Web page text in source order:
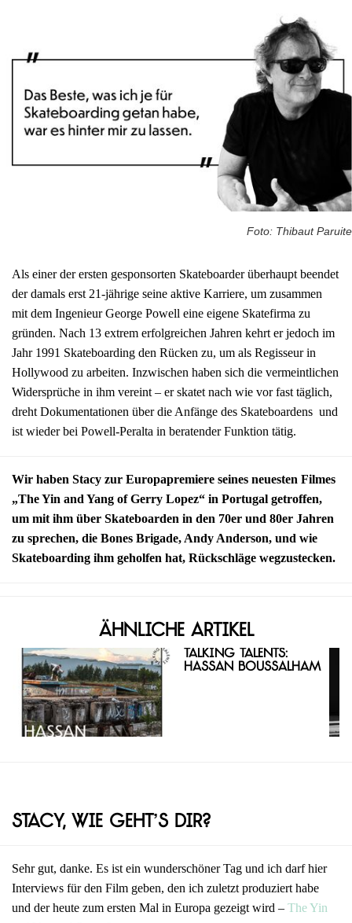
Foto: Thibaut Paruite
Als einer der ersten gesponsorten Skateboarder überhaupt beendet
der damals erst 21-jährige seine aktive Karriere, um zusammen
mit dem Ingenieur George Powell eine eigene Skatefirma zu
gründen. Nach 13 extrem erfolgreichen Jahren kehrt er jedoch im
Jahr 1991 Skateboarding den Rücken zu, um als Regisseur in
Hollywood zu arbeiten. Inzwischen haben sich die vermeintlichen
Widersprüche in ihm vereint – er skatet nach wie vor fast täglich,
dreht Dokumentationen über die Anfänge des Skateboardens und
ist wieder bei Powell-Peralta in beratender Funktion tätig.
Wir haben Stacy zur Europapremiere seines neuesten Filmes
„The Yin and Yang of Gerry Lopez“ in Portugal getroffen,
um mit ihm über Skateboarden in den 70er und 80er Jahren
zu sprechen, die Bones Brigade, Andy Anderson, und wie
Skateboarding ihm geholfen hat, Rückschläge wegzustecken.
Ähnliche Artikel
Talking Talents:
Hassan Boussalham
Stacy, wie geht’s dir?
Sehr gut, danke. Es ist ein wunderschöner Tag und ich darf hier
Interviews für den Film geben, den ich zuletzt produziert habe
und der heute zum ersten Mal in Europa gezeigt wird – The Yin